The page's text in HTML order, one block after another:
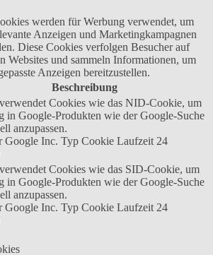
werden für Werbung verwendet, um
Anzeigen und Marketingkampagnen
Diese Cookies verfolgen Besucher auf
Websites und sammeln Informationen, um
Anzeigen bereitzustellen.
Beschreibung
Cookies wie das NID-Cookie, um
in Google-Produkten wie der Google-Suche
anzupassen.
Google Inc. Typ Cookie Laufzeit 24
Cookies wie das SID-Cookie, um
in Google-Produkten wie der Google-Suche
anzupassen.
Google Inc. Typ Cookie Laufzeit 24